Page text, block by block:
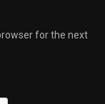
for the next